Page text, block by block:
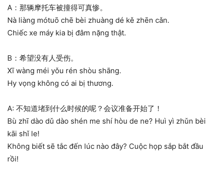
A：那辆摩托车被撞得可真惨。
Nà liàng mótuō chē bèi zhuàng dé kě zhēn cǎn.
Chiếc xe máy kia bị đâm nặng thật.
B：希望没有人受伤。
Xī wàng méi yǒu rén shòu shāng.
Hy vọng không có ai bị thương.
A: 不知道堵到什么时候的呢？会议准备开始了！
Bù zhī dào dǔ dào shén me shí hòu de ne? Huì yì zhǔn bèi
kāi shǐ le!
Không biết sẽ tắc đến lúc nào đây? Cuộc họp sắp bắt đầu
rồi!